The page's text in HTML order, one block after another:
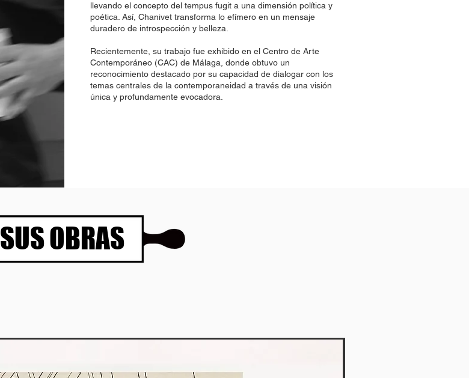
llevando el concepto del tempus fugit a una dimensión política y
poética. Así, Chanivet transforma lo efímero en un mensaje
duradero de introspección y belleza.
Recientemente, su trabajo fue exhibido en el Centro de Arte
Contemporáneo (CAC) de Málaga, donde obtuvo un
reconocimiento destacado por su capacidad de dialogar con los
temas centrales de la contemporaneidad a través de una visión
única y profundamente evocadora.
SUS OBRAS